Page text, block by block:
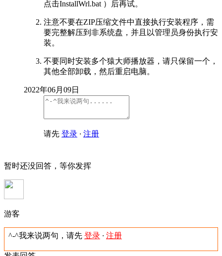
点击InstallWrl.bat ）后再试。
注意不要在ZIP压缩文件中直接执行安装程序，需
要完整解压到非系统盘，并且以管理员身份执行安
装。
不要同时安装多个猿大师播放器，请只保留一个，
其他全部卸载，然后重启电脑。
2022年06月09日
请先 登录 · 注册
暂时还没回答，等你发挥
游客
^-^我来说两句，请先 登录 · 注册